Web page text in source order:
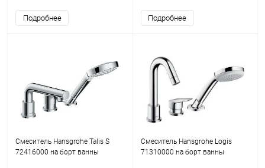
Подробнее Подробнее
Смеситель Hansgrohe Talis S
72416000 на борт ванны
Смеситель Hansgrohe Logis
71310000 на борт ванны